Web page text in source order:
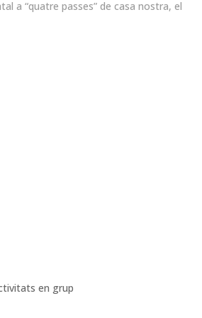
a “quatre passes” de casa nostra, el
en grup